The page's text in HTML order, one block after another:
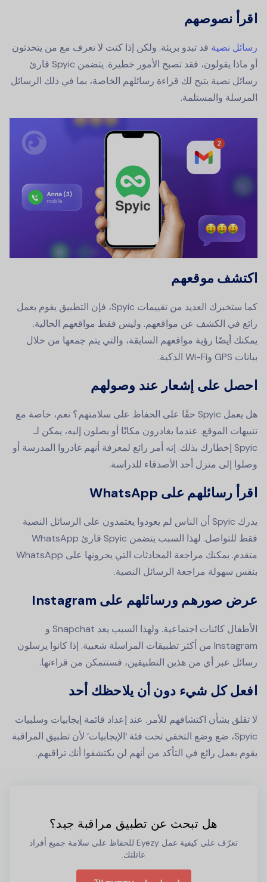
اقرأ نصوصهم
رسائل نصية قد تبدو بريئة. ولكن إذا كنت لا تعرف مع من يتحدثون
أو ماذا يقولون، فقد تصبح الأمور خطيرة. يتضمن Spyic قارئ
رسائل نصية يتيح لك قراءة رسائلهم الخاصة، بما في ذلك الرسائل
المرسلة والمستلمة.
اكتشف موقعهم
كما ستخبرك العديد من تقييمات Spyic، فإن التطبيق يقوم بعمل
رائع في الكشف عن مواقعهم. وليس فقط مواقعهم الحالية.
يمكنك أيضًا رؤية مواقعهم السابقة، والتي يتم جمعها من خلال
بيانات GPS وWi-Fi الذكية.
احصل على إشعار عند وصولهم
هل يعمل Spyic حقًا على الحفاظ على سلامتهم؟ نعم، خاصة مع
تنبيهات الموقع. عندما يغادرون مكانًا أو يصلون إليه، يمكن لـ
Spyic إخطارك بذلك. إنه أمر رائع لمعرفة أنهم غادروا المدرسة أو
وصلوا إلى منزل أحد الأصدقاء للدراسة.
اقرأ رسائلهم على WhatsApp
يدرك Spyic أن الناس لم يعودوا يعتمدون على الرسائل النصية
فقط للتواصل. لهذا السبب يتضمن Spyic قارئ WhatsApp
متقدم. يمكنك مراجعة المحادثات التي يجرونها على WhatsApp
بنفس سهولة مراجعة الرسائل النصية.
عرض صورهم ورسائلهم على Instagram
الأطفال كائنات اجتماعية. ولهذا السبب يعد Snapchat و
Instagram من أكثر تطبيقات المراسلة شعبية. إذا كانوا يرسلون
رسائل عبر أي من هذين التطبيقين، فستتمكن من قراءتها.
افعل كل شيء دون أن يلاحظك أحد
لا تقلق بشأن اكتشافهم للأمر. عند إعداد قائمة إيجابيات وسلبيات
Spyic، ضع وضع التخفي تحت فئة ‘الإيجابيات’ لأن تطبيق المراقبة
يقوم بعمل رائع في التأكد من أنهم لن يكتشفوا أنك تراقبهم.
هل تبحث عن تطبيق مراقبة جيد؟
تعرّف على كيفية عمل Eyezy للحفاظ على سلامة جميع أفراد
عائلتك.